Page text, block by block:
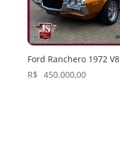
Ford Ranchero 1972 V8
R$ 450.000,00